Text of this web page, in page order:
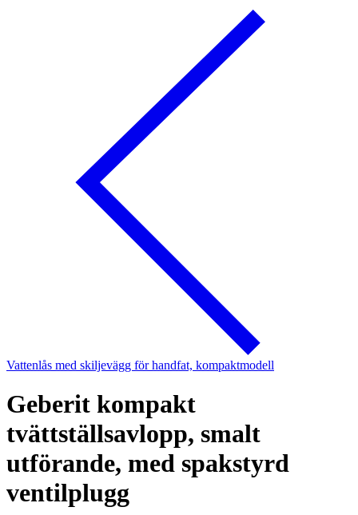
Vattenlås med skiljevägg för handfat, kompaktmodell
Geberit kompakt
tvättställsavlopp, smalt
utförande, med spakstyrd
ventilplugg